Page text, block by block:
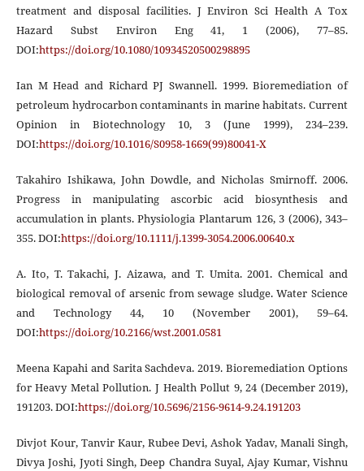
treatment and disposal facilities. J Environ Sci Health A Tox
Hazard Subst Environ Eng 41, 1 (2006), 77–85.
DOI:https://doi.org/10.1080/10934520500298895
Ian M Head and Richard PJ Swannell. 1999. Bioremediation of
petroleum hydrocarbon contaminants in marine habitats. Current
Opinion in Biotechnology 10, 3 (June 1999), 234–239.
DOI:https://doi.org/10.1016/S0958-1669(99)80041-X
Takahiro Ishikawa, John Dowdle, and Nicholas Smirnoff. 2006.
Progress in manipulating ascorbic acid biosynthesis and
accumulation in plants. Physiologia Plantarum 126, 3 (2006), 343–
355. DOI:https://doi.org/10.1111/j.1399-3054.2006.00640.x
A. Ito, T. Takachi, J. Aizawa, and T. Umita. 2001. Chemical and
biological removal of arsenic from sewage sludge. Water Science
and Technology 44, 10 (November 2001), 59–64.
DOI:https://doi.org/10.2166/wst.2001.0581
Meena Kapahi and Sarita Sachdeva. 2019. Bioremediation Options
for Heavy Metal Pollution. J Health Pollut 9, 24 (December 2019),
191203. DOI:https://doi.org/10.5696/2156-9614-9.24.191203
Divjot Kour, Tanvir Kaur, Rubee Devi, Ashok Yadav, Manali Singh,
Divya Joshi, Jyoti Singh, Deep Chandra Suyal, Ajay Kumar, Vishnu